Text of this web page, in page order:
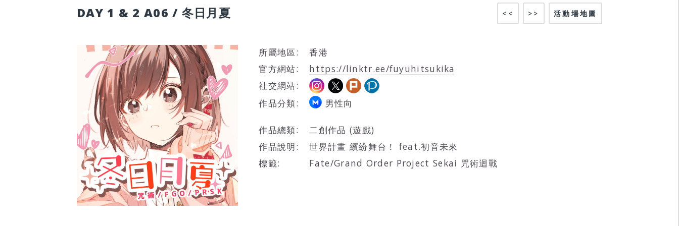
DAY 1 & 2 A06 / 冬日月夏 活動場地圖
>>
<<
所屬地區:
香港
官方網站:
https://linktr.ee/fuyuhitsukika
社交網站:
作品分類:
男性向
作品總類:
二創作品 (遊戲)
作品說明:
世界計畫 繽紛舞台！ feat.初音未來
標籤:
Fate/Grand Order Project Sekai 咒術迴戰